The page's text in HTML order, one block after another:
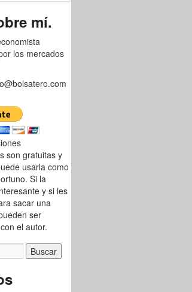
mí.
los mercados
son gratuitas y
usarla como
Si la
y si les
sacar una
ser
el autor.